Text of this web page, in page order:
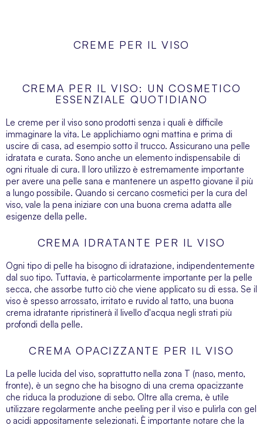
CREME PER IL VISO
CREMA PER IL VISO: UN COSMETICO
ESSENZIALE QUOTIDIANO
Le creme per il viso sono prodotti senza i quali è difficile
immaginare la vita. Le applichiamo ogni mattina e prima di
uscire di casa, ad esempio sotto il trucco. Assicurano una pelle
idratata e curata. Sono anche un elemento indispensabile di
ogni rituale di cura. Il loro utilizzo è estremamente importante
per avere una pelle sana e mantenere un aspetto giovane il più
a lungo possibile. Quando si cercano cosmetici per la cura del
viso, vale la pena iniziare con una buona crema adatta alle
esigenze della pelle.
CREMA IDRATANTE PER IL VISO
Ogni tipo di pelle ha bisogno di idratazione, indipendentemente
dal suo tipo. Tuttavia, è particolarmente importante per la pelle
secca, che assorbe tutto ciò che viene applicato su di essa. Se il
viso è spesso arrossato, irritato e ruvido al tatto, una buona
crema idratante ripristinerà il livello d'acqua negli strati più
profondi della pelle.
CREMA OPACIZZANTE PER IL VISO
La pelle lucida del viso, soprattutto nella zona T (naso, mento,
fronte), è un segno che ha bisogno di una crema opacizzante
che riduca la produzione di sebo. Oltre alla crema, è utile
utilizzare regolarmente anche peeling per il viso e pulirla con gel
o acidi appositamente selezionati. È importante notare che la